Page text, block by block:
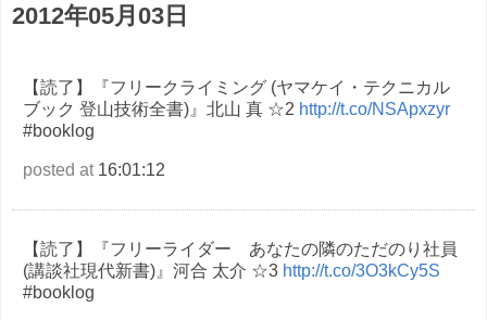
2012年05月03日
【読了】『フリークライミング (ヤマケイ・テクニカル
ブック 登山技術全書)』北山 真 ☆2 http://t.co/NSApxzyr
#booklog
posted at16:01:12
【読了】『フリーライダー あなたの隣のただのり社員
(講談社現代新書)』河合 太介 ☆3 http://t.co/3O3kCy5S
#booklog